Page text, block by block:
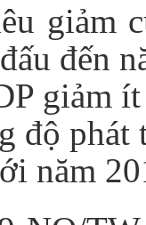
giảm
đến
giảm
độ
năm